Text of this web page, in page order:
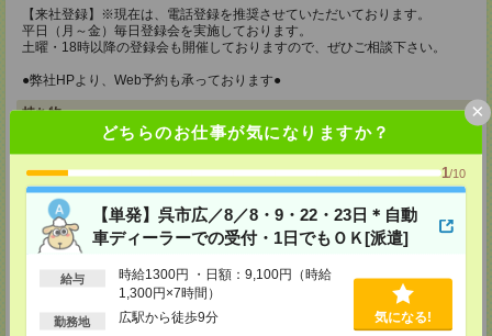
どちらのお仕事が気になりますか？
1/10
【単発】呉市広／8／8・9・22・23日＊自動
車ディーラーでの受付・1日でもＯＫ[派遣]
給与
時給1300円 ・日額：9,100円（時給
1,300円×7時間）
勤務地 広駅から徒歩9分 気になる!
×
【来社登録】※現在は、電話登録を推奨させていただいております。
平日（月～金）毎日登録会を実施しております。
土曜・18時以降の登録会も開催しておりますので、ぜひご相談下さい。
●弊社HPより、Web予約も承っております●
持ち物
【来社登録】※現在は、電話登録を推奨させていただいております。
・印鑑
・免許証など本人確認書類
・職務経歴書
【電話登録】30分程度